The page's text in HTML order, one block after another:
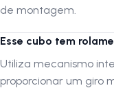
sua necessidade.
Assista nosso canal no
de montagem.
Esse cubo tem
Utiliza mecanismo
proporcionar um giro